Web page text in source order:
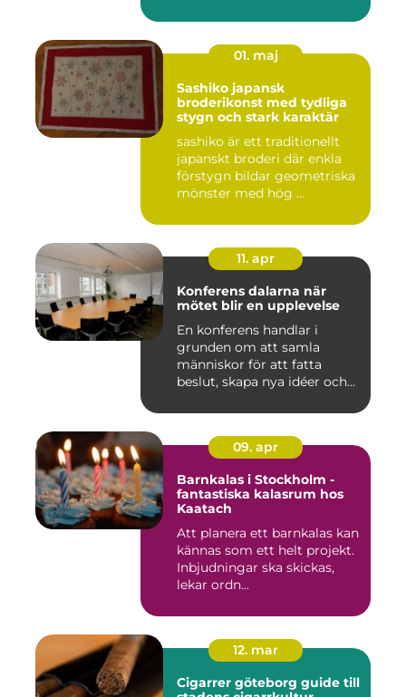
01. maj
Sashiko japansk
broderikonst med tydliga
stygn och stark karaktär
sashiko är ett traditionellt
japanskt broderi där enkla
förstygn bildar geometriska
mönster med hög ...
11. apr
Konferens dalarna när
mötet blir en upplevelse
En konferens handlar i
grunden om att samla
människor för att fatta
beslut, skapa nya idéer och
09. apr
Barnkalas i Stockholm -
fantastiska kalasrum hos
Kaatach
Att planera ett barnkalas kan
kännas som ett helt projekt.
Inbjudningar ska skickas,
lekar ordn...
12. mar
Cigarrer göteborg guide till